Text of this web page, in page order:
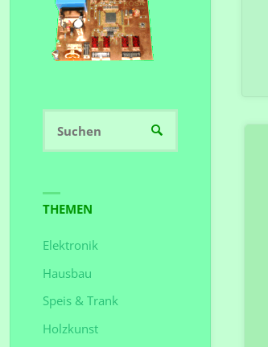
SUCHEN
THEMEN
Elektronik
Hausbau
Speis & Trank
Holzkunst